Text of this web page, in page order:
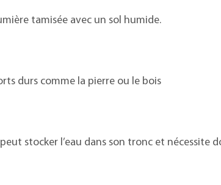
tamisée avec un sol humide.
durs comme la pierre ou le bois
stocker l’eau dans son tronc et nécessite